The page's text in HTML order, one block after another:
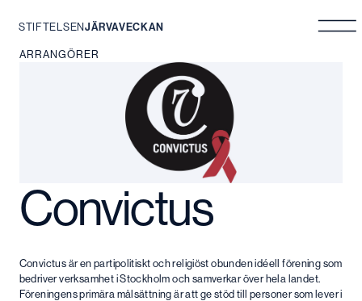
Hoppa
STIFTELSENJÄRVAVECKAN
ARRANGÖRER
Convictus
Convictus är en partipolitiskt och religiöst obunden idéell förening som
bedriver verksamhet i Stockholm och samverkar över hela landet.
Föreningens primära målsättning är att ge stöd till personer som lever i